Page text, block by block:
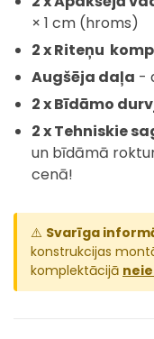
× 1 cm (hroms)
2 x Riteņu
Augšēja daļa -
2 x Bīdāmo
2 x Tehniskie
un bīdāmā
cenā!
⚠️ Svarīga
konstrukcijas
komplektācijā